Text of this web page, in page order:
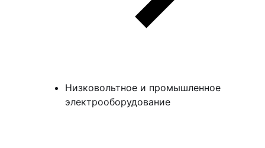
Низковольтное и промышленное
электрооборудование